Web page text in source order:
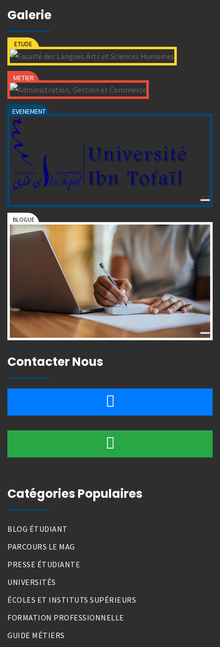
Galerie
Contacter Nous
Catégories Populaires
BLOG ÉTUDIANT
PARCOURS LE MAG
PRESSE ÉTUDIANTE
UNIVERSITÉS
ÉCOLES ET INSTITUTS SUPÉRIEURS
FORMATION PROFESSIONNELLE
GUIDE MÉTIERS